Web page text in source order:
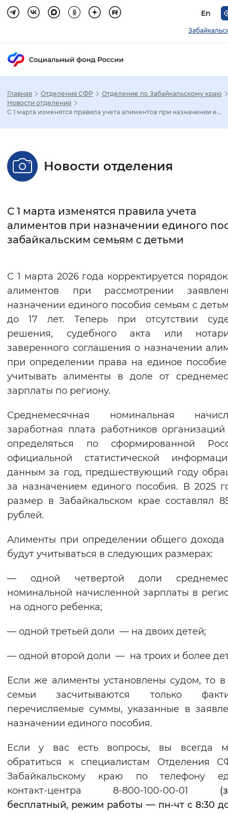
En
Настройка режима отображения
Стандартный Увеличенный
Интервал между буквами
Цвет сайта
Монохромный
Синий фон
Изображения
Включены Выключены
Воспроизвести Остановить
Вернуть стандартные настройки
Главная Отделения СФР
Отделение по Забайкальскому краю
Новости отделения
С 1 марта изменятся правила учета алиментов при назначении е...
Новости отделения
С 1 марта изменятся правила учета
алиментов при назначении единого
забайкальским семьям с детьми
С 1 марта 2026 года корректируется
алиментов при рассмотрении
назначении единого пособия семьям с
до 17 лет. Теперь при отсутствии
решения, судебного акта или
заверенного соглашения о назначении
при определении права на единое пособие
учитывать алименты в доле от
зарплаты по региону.
Среднемесячная номинальная
заработная плата работников
определяться по сформированной
официальной статистической
данным за год, предшествующий году
за назначением единого пособия. В 2025
размер в Забайкальском крае составлял
рублей.
Алименты при определении общего дохода
будут учитываться в следующих размерах:
— одной четвертой доли
номинальной начисленной зарплаты в
на одного ребенка;
— одной третьей доли — на двоих детей;
— одной второй доли — на троих и более
Если же алименты установлены судом, то в
семьи засчитываются только
перечисляемые суммы, указанные в
назначении единого пособия.
Если у вас есть вопросы, вы всегда
обратиться к специалистам Отделения
Забайкальскому краю по телефону
контакт-центра 8-800-100-00-01
бесплатный, режим работы — пн-чт с 8:30 до